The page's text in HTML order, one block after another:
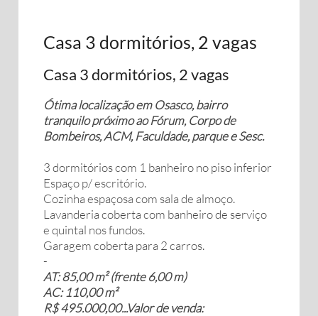
Casa 3 dormitórios, 2 vagas
Casa 3 dormitórios, 2 vagas
Ótima localização em Osasco, bairro
tranquilo próximo ao Fórum, Corpo de
Bombeiros, ACM, Faculdade, parque e Sesc.
3 dormitórios com 1 banheiro no piso inferior
Espaço p/ escritório.
Cozinha espaçosa com sala de almoço.
Lavanderia coberta com banheiro de serviço
e quintal nos fundos.
Garagem coberta para 2 carros.
-
AT: 85,00 m² (frente 6,00 m)
AC: 110,00 m²
R$ 495.000,00...Valor de venda: